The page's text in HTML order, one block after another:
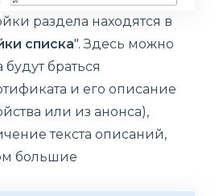
раздела находятся в
списка". Здесь можно
будут браться
и его описание
или из анонса),
текста описаний,
большие